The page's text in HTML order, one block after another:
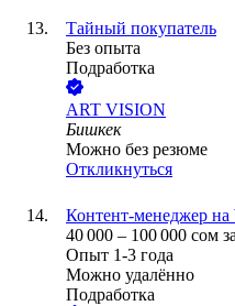
Тайный покупатель
Без опыта
Подработка
ART VISION
Бишкек
Можно без резюме
Откликнуться
Контент-менеджер на
40 000 – 100 000 сом
Опыт 1-3 года
Можно удалённо
Подработка